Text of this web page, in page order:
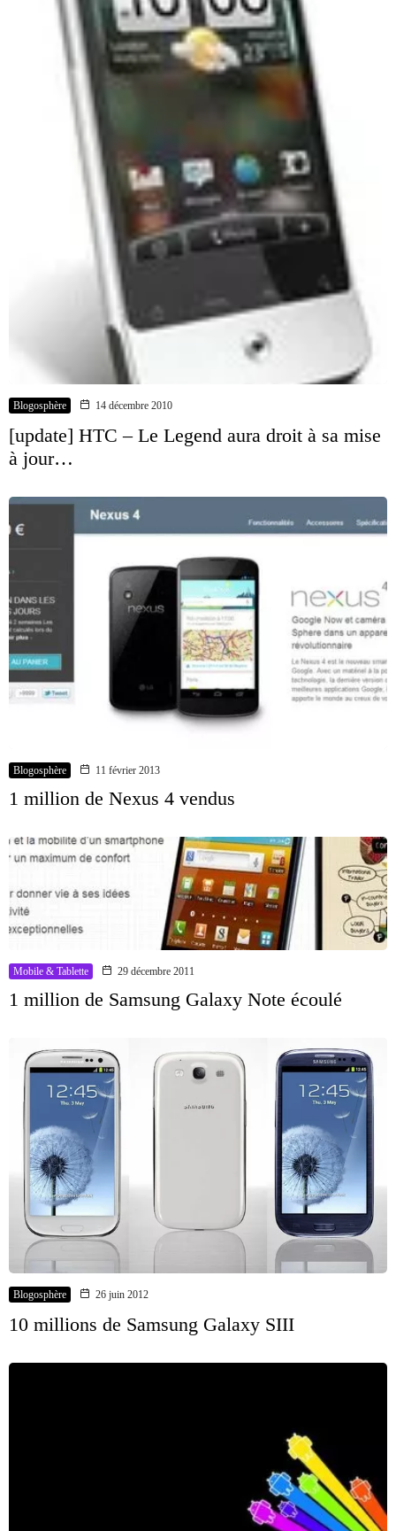
Blogosphère 14 décembre 2010
[update] HTC – Le Legend aura droit à sa mise
à jour…
Blogosphère 11 février 2013
1 million de Nexus 4 vendus
Mobile & Tablette 29 décembre 2011
1 million de Samsung Galaxy Note écoulé
Blogosphère 26 juin 2012
10 millions de Samsung Galaxy SIII